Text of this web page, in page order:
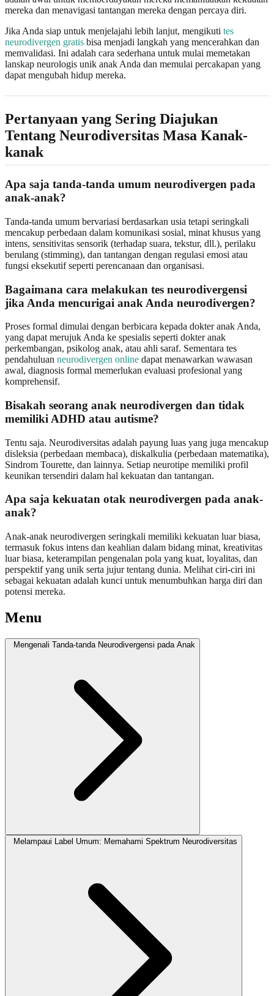
mereka dan menavigasi tantangan mereka dengan percaya diri.
Jika Anda siap untuk menjelajahi lebih lanjut, mengikuti tes
neurodivergen gratis bisa menjadi langkah yang mencerahkan dan
memvalidasi. Ini adalah cara sederhana untuk mulai memetakan
lanskap neurologis unik anak Anda dan memulai percakapan yang
dapat mengubah hidup mereka.
Pertanyaan yang Sering Diajukan
Tentang Neurodiversitas Masa Kanak-
kanak
Apa saja tanda-tanda umum neurodivergen pada
anak-anak?
Tanda-tanda umum bervariasi berdasarkan usia tetapi seringkali
mencakup perbedaan dalam komunikasi sosial, minat khusus yang
intens, sensitivitas sensorik (terhadap suara, tekstur, dll.), perilaku
berulang (stimming), dan tantangan dengan regulasi emosi atau
fungsi eksekutif seperti perencanaan dan organisasi.
Bagaimana cara melakukan tes neurodivergensi
jika Anda mencurigai anak Anda neurodivergen?
Proses formal dimulai dengan berbicara kepada dokter anak Anda,
yang dapat merujuk Anda ke spesialis seperti dokter anak
perkembangan, psikolog anak, atau ahli saraf. Sementara tes
pendahuluan neurodivergen online dapat menawarkan wawasan
awal, diagnosis formal memerlukan evaluasi profesional yang
komprehensif.
Bisakah seorang anak neurodivergen dan tidak
memiliki ADHD atau autisme?
Tentu saja. Neurodiversitas adalah payung luas yang juga mencakup
disleksia (perbedaan membaca), diskalkulia (perbedaan matematika),
Sindrom Tourette, dan lainnya. Setiap neurotipe memiliki profil
keunikan tersendiri dalam hal kekuatan dan tantangan.
Apa saja kekuatan otak neurodivergen pada anak-
anak?
Anak-anak neurodivergen seringkali memiliki kekuatan luar biasa,
termasuk fokus intens dan keahlian dalam bidang minat, kreativitas
luar biasa, keterampilan pengenalan pola yang kuat, loyalitas, dan
perspektif yang unik serta jujur tentang dunia. Melihat ciri-ciri ini
sebagai kekuatan adalah kunci untuk menumbuhkan harga diri dan
potensi mereka.
Menu
Mengenali Tanda-tanda Neurodivergensi pada Anak
Melampaui Label Umum: Memahami Spektrum Neurodiversitas